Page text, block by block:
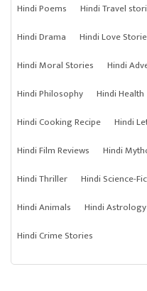
Hindi Poems
Hindi Travel
Hindi Drama
Hindi Love
Hindi Moral Stories
Hindi
Hindi Philosophy
Hindi Health
Hindi Cooking Recipe
Hindi
Hindi Film Reviews
Hindi
Hindi Thriller
Hindi Science-
Hindi Animals
Hindi Astrology
Hindi Crime Stories